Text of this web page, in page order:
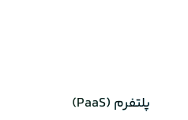
پلتفرم (PaaS)